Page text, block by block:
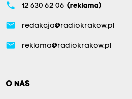
phone 12 630 62 06 (reklama)
email redakcja@radiokrakow.pl
email reklama@radiokrakow.pl
O NAS